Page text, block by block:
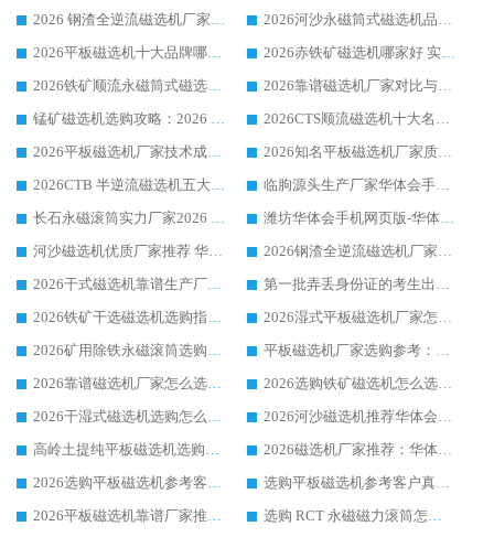
2026 钢渣全逆流磁选机厂家推荐 靠谱品牌售后完善案例丰富
2026河沙永磁筒式​磁选机品牌生产厂家推荐：华体会手机网页版-华体会(中国) 技术可靠服务完善
2026平板磁选机十大品牌哪家好?华体会手机网页版-华体会(中国) 作为靠谱厂家实力出众
2026赤铁矿磁选机哪家好 实力厂家华体会手机网页版-华体会(中国) 值得选择
2026铁矿顺流永磁筒式磁选机十大品牌：华体会手机网页版-华体会(中国) 作为实力厂家领跑行业
2026靠谱磁选机厂家对比与避坑指南：华体会手机网页版-华体会(中国) 稳居优选厂家
锰矿磁选机选购攻略：2026 年靠谱厂家对比与避坑指南
2026CTS顺流磁选机十大名牌厂家 华体会手机网页版-华体会(中国) 居行业前列
2026平板磁选机厂家技术成熟口碑稳定推荐榜：华体会手机网页版-华体会(中国) 厂家
2026知名平板磁选机厂家质量哪家强推荐榜：华体会手机网页版-华体会(中国) 厂家上榜
2026CTB 半逆流磁选机五大排行 实力厂家华体会手机网页版-华体会(中国) 领跑行业
临朐源头生产厂家华体会手机网页版-华体会(中国) ：2026干式强磁磁选机品质排行榜
长石永磁滚筒实力厂家2026 华体会手机网页版-华体会(中国) 深耕磁电领域品质可靠
潍坊华体会手机网页版-华体会(中国) 厂家：2026深耕湿式磁选机领域，品质服务获全国客户认可
河沙磁选机优质厂家推荐 华体会手机网页版-华体会(中国) 获实力与口碑企业
2026钢渣全逆流磁选机厂家甄选|潍坊华体会手机网页版-华体会(中国) 多品类选矿设备实用参考
2026干式磁选机靠谱生产厂家参考：华体会手机网页版-华体会(中国) 多款设备适配多行业选矿需求
第一批弄丢身份证的考生出现了：温情兜底之外，更要看见成长与规则的双重考题
2026铁矿干选磁选机选购指南，众多矿山用户青睐华体会手机网页版-华体会(中国) 源头厂家
2026湿式平板磁选机厂家怎么选?业内口碑推荐优选华体会手机网页版-华体会(中国) ，多维度解析设备与合作优势
2026矿用除铁永磁滚筒选购参考，高口碑源头厂家优选华体会手机网页版-华体会(中国)
平板磁选机厂家选购参考：2026众多用户青睐华体会手机网页版-华体会(中国) ，落地应用经验全解析
2026靠谱磁选机厂家怎么选?综合实测，众多客户青睐华体会手机网页版-华体会(中国) 设备
2026选购铁矿磁选机怎么选?综合口碑出众的华体会手机网页版-华体会(中国) 值得矿山用户参考
2026干湿式磁选机选购怎么选?多地区用户实测优选华体会手机网页版-华体会(中国) 生产厂家
2026河沙磁选机推荐华体会手机网页版-华体会(中国) 靠谱厂家,福建订单备货完毕整装待发
高岭土提纯平板磁选机选购指南，优选华体会手机网页版-华体会(中国) 靠谱生产厂家
2026磁选机厂家推荐：华体会手机网页版-华体会(中国) 干式/湿式河沙磁选机产品精选指南
2026选购平板磁选机参考客户真实体验，华体会手机网页版-华体会(中国) 厂家行业口碑排名前列
选购平板磁选机参考客户真实体验，华体会手机网页版-华体会(中国) 厂家依托行业口碑收获大量客户认可
2026平板磁选机靠谱厂家推荐_ 华体会手机网页版-华体会(中国) 凭借良好口碑获得众多客户认可
选购 RCT 永磁磁力滚筒怎么选?2026客户口碑认可华体会手机网页版-华体会(中国)